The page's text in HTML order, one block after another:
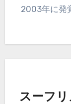
2003年に発
スーフ